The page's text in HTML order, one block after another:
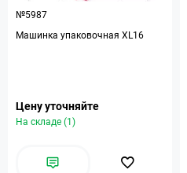
№5987
Машинка упаковочная XL16
Цену уточняйте
На складе (1)